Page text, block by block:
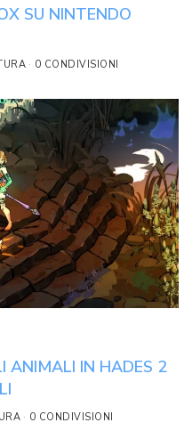
SU NINTENDO
0 CONDIVISIONI
ANIMALI IN HADES 2
0 CONDIVISIONI